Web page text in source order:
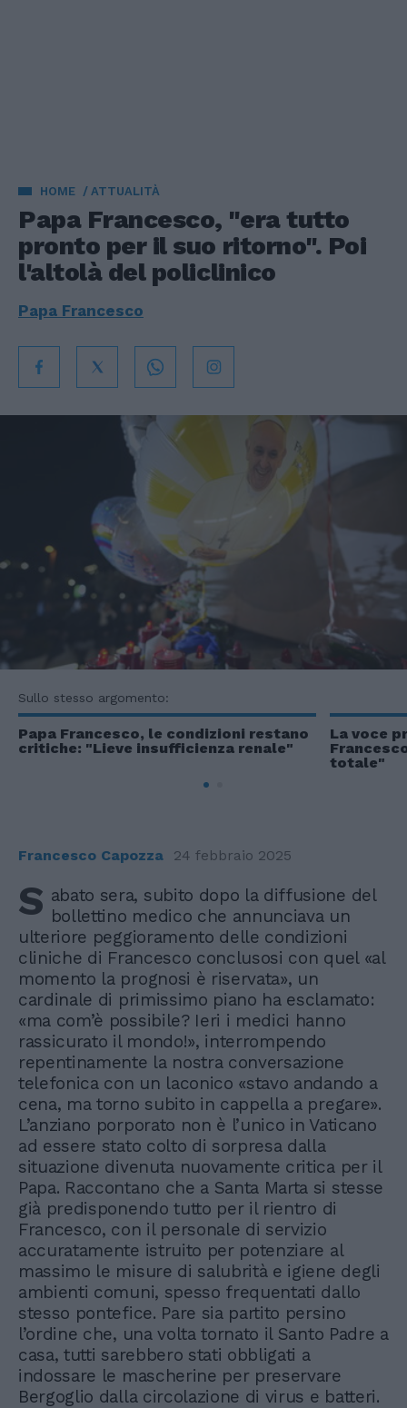
HOME ATTUALITÀ
Papa Francesco, "era tutto
pronto per il suo ritorno". Poi
l'altolà del policlinico
Papa Francesco
Sullo stesso argomento:
Papa Francesco, le condizioni restano
critiche: "Lieve insufficienza renale"
La voce
totale"
Francesco Capozza 24 febbraio 2025
S abato sera, subito dopo la diffusione del
bollettino medico che annunciava un
ulteriore peggioramento delle condizioni
cliniche di Francesco conclusosi con quel «al
momento la prognosi è riservata», un
cardinale di primissimo piano ha esclamato:
«ma com’è possibile? Ieri i medici hanno
rassicurato il mondo!», interrompendo
repentinamente la nostra conversazione
telefonica con un laconico «stavo andando a
cena, ma torno subito in cappella a pregare».
L’anziano porporato non è l’unico in Vaticano
ad essere stato colto di sorpresa dalla
situazione divenuta nuovamente critica per il
Papa. Raccontano che a Santa Marta si stesse
già predisponendo tutto per il rientro di
Francesco, con il personale di servizio
accuratamente istruito per potenziare al
massimo le misure di salubrità e igiene degli
ambienti comuni, spesso frequentati dallo
stesso pontefice. Pare sia partito persino
l’ordine che, una volta tornato il Santo Padre a
casa, tutti sarebbero stati obbligati a
indossare le mascherine per preservare
Bergoglio dalla circolazione di virus e batteri.